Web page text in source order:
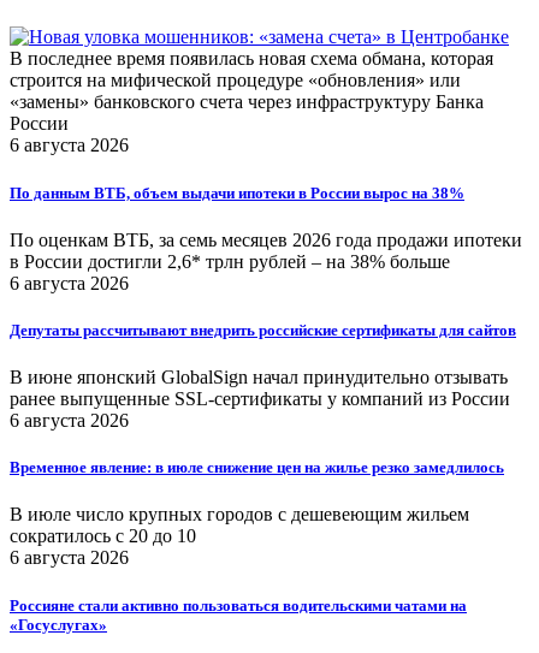
В последнее время появилась новая схема обмана, которая
строится на мифической процедуре «обновления» или
«замены» банковского счета через инфраструктуру Банка
России
6 августа 2026
По данным ВТБ, объем выдачи ипотеки в России вырос на 38%
По оценкам ВТБ, за семь месяцев 2026 года продажи ипотеки
в России достигли 2,6* трлн рублей – на 38% больше
6 августа 2026
Депутаты рассчитывают внедрить российские сертификаты для сайтов
В июне японский GlobalSign начал принудительно отзывать
ранее выпущенные SSL-сертификаты у компаний из России
6 августа 2026
Временное явление: в июле снижение цен на жилье резко замедлилось
В июле число крупных городов с дешевеющим жильем
сократилось с 20 до 10
6 августа 2026
Россияне стали активно пользоваться водительскими чатами на
«Госуслугах»